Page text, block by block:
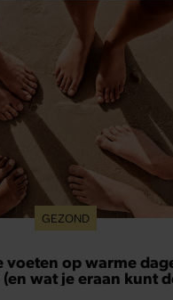
GEZOND
voeten op warme
wat je eraan kunt